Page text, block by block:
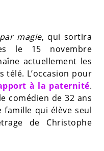
magie, qui sortira
le 15 novembre
actuellement les
télé. L’occasion pour
à la paternité.
comédien de 32 ans
qui élève seul
de Christophe